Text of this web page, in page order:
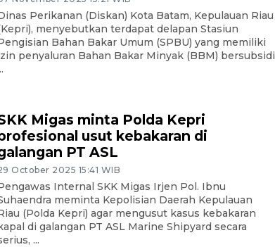
Perikanan (Diskan) Kota Batam, Kepulauan Riau
menyebutkan terdapat delapan Stasiun
Bahan Bakar Umum (SPBU) yang memiliki
penyaluran Bahan Bakar Minyak (BBM) bersubsidi
Migas minta Polda Kepri
usut kebakaran di
PT ASL
October 2025 15:41 WIB
Internal SKK Migas Irjen Pol. Ibnu
meminta Kepolisian Daerah Kepulauan
(Polda Kepri) agar mengusut kasus kebakaran
di galangan PT ASL Marine Shipyard secara
...